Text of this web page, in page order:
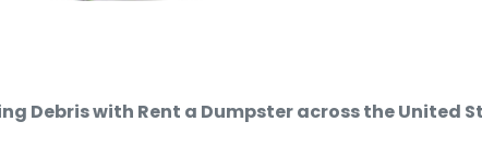
Debris with Rent a Dumpster across the United